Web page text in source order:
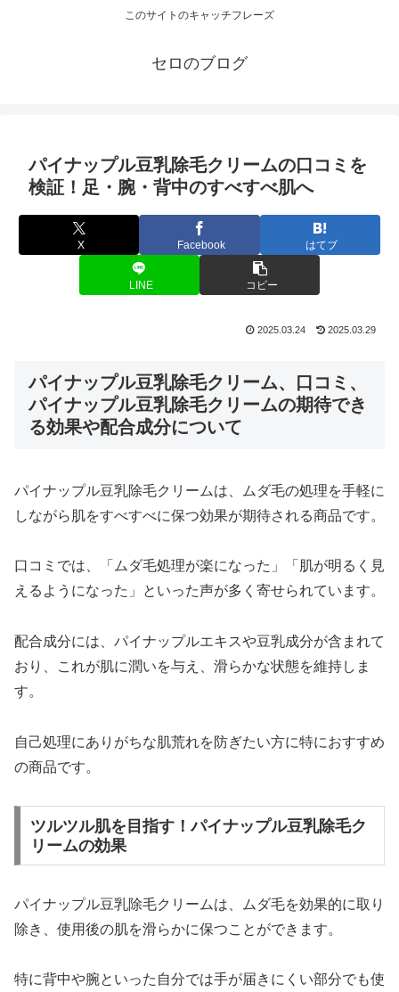
このサイトのキャッチフレーズ
セロのブログ
パイナップル豆乳除毛クリームの口コミを
検証！足・腕・背中のすべすべ肌へ
X Facebook はてブ
LINE コピー
2025.03.24 2025.03.29
パイナップル豆乳除毛クリーム、口コミ、
パイナップル豆乳除毛クリームの期待でき
る効果や配合成分について
パイナップル豆乳除毛クリームは、ムダ毛の処理を手軽に
しながら肌をすべすべに保つ効果が期待される商品です。
口コミでは、「ムダ毛処理が楽になった」「肌が明るく見
えるようになった」といった声が多く寄せられています。
配合成分には、パイナップルエキスや豆乳成分が含まれて
おり、これが肌に潤いを与え、滑らかな状態を維持しま
す。
自己処理にありがちな肌荒れを防ぎたい方に特におすすめ
の商品です。
ツルツル肌を目指す！パイナップル豆乳除毛ク
リームの効果
パイナップル豆乳除毛クリームは、ムダ毛を効果的に取り
除き、使用後の肌を滑らかに保つことができます。
特に背中や腕といった自分では手が届きにくい部分でも使